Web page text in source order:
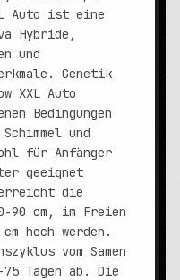
Auto ist eine
Hybride,
und
Genetik
XXL Auto
Bedingungen
und
für Anfänger
geeignet
die
90 cm, im Freien
hoch werden.
vom Samen
Tagen ab. Die